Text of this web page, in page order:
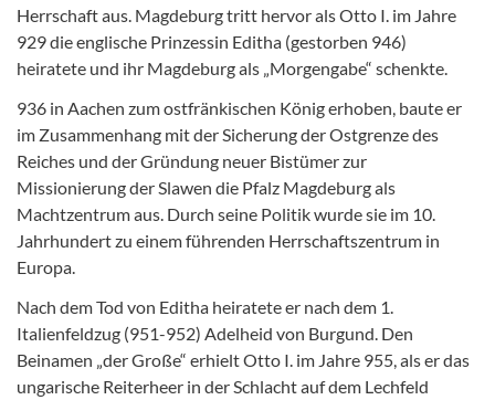
Herrschaft aus. Magdeburg tritt hervor als Otto I. im Jahre
929 die englische Prinzessin Editha (gestorben 946)
heiratete und ihr Magdeburg als „Morgengabe“ schenkte.
936 in Aachen zum ostfränkischen König erhoben, baute er
im Zusammenhang mit der Sicherung der Ostgrenze des
Reiches und der Gründung neuer Bistümer zur
Missionierung der Slawen die Pfalz Magdeburg als
Machtzentrum aus. Durch seine Politik wurde sie im 10.
Jahrhundert zu einem führenden Herrschaftszentrum in
Europa.
Nach dem Tod von Editha heiratete er nach dem 1.
Italienfeldzug (951-952) Adelheid von Burgund. Den
Beinamen „der Große“ erhielt Otto I. im Jahre 955, als er das
ungarische Reiterheer in der Schlacht auf dem Lechfeld